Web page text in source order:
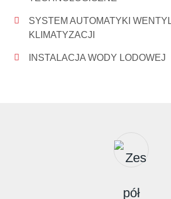
SYSTEM AUTOMATYKI
KLIMATYZACJI
INSTALACJA WODY LODOWEJ